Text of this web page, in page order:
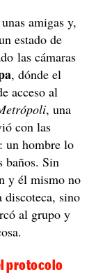
amigas y,
estado de
las cámaras
, dónde el
acceso al
, una
con las
un hombre lo
baños. Sin
y él mismo no
discoteca, sino
al grupo y
protocolo